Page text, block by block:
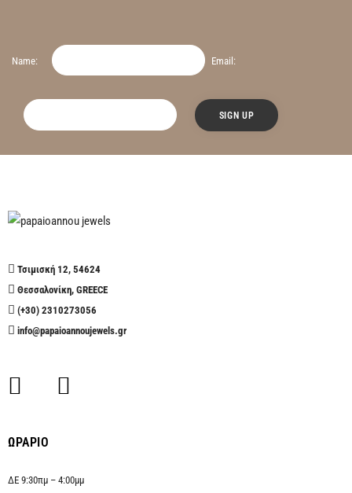
Name: Email:
Τσιμισκή 12, 54624
Θεσσαλονίκη, GREECE
(+30) 2310273056
info@papaioannoujewels.gr
ΩΡΑΡΙΟ
ΔΕ 9:30πμ – 4:00μμ